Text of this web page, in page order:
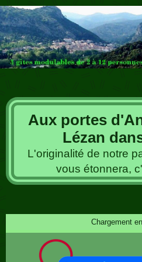
Aux portes
Lézan
L'originalité de notre
vous étonnera,
Album photos
Chargement